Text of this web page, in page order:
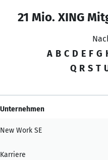
21 Mio. XING
A B C D E F G
Q R S T
Unternehmen
New Work SE
Karriere